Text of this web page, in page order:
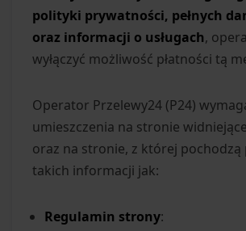
polityki prywatności, pełnych
oraz informacji o usługach,
wyłączyć możliwość płatności tą
Operator Przelewy24 (P24)
umieszczenia na stronie
oraz na stronie, z której pochodzą
takich informacji jak:
Regulamin strony: